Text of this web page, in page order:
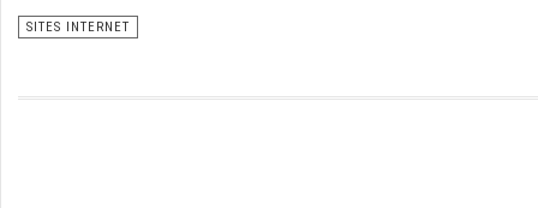
SITES INTERNET